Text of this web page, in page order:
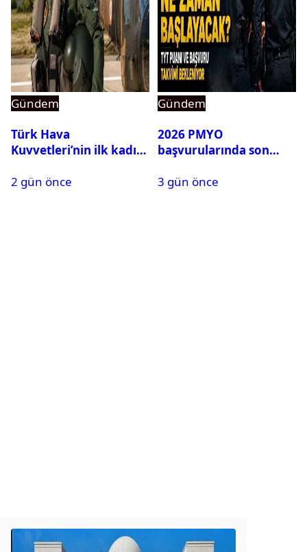
Gündem
Türk Hava
Kuvvetleri’nin ilk kadın
Karapınar hakkında
2 gün önce
Gündem
2026 PMYO
başvurularında son
3 gün önce